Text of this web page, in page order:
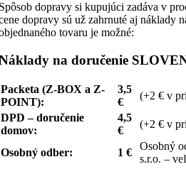
dopravy si kupujúci zadáva v
dopravy sú už zahrnuté aj náklady
tovaru je možné:
na doručenie
Packeta (Z-BOX a Z-
POINT):
3,5
€
(+2 € v
DPD – doručenie
domov:
4,5
€
(+2 € v
Osobný odber: 1 €
Osobný
s.r.o. –